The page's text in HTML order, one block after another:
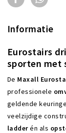
Informatie
Eurostairs
sporten met
De Maxall
professionele
geldende
veelzijdige
ladderén als